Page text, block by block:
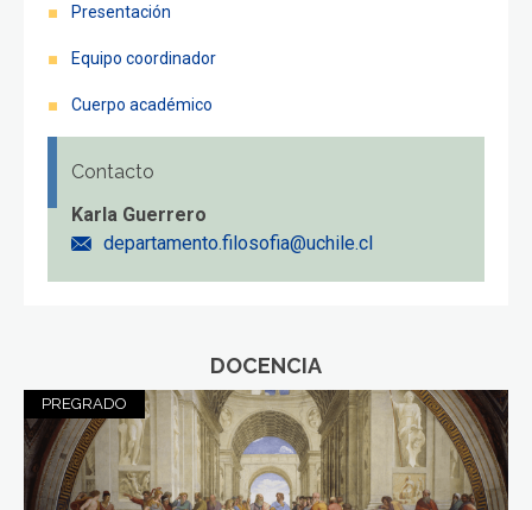
Estudiantes Funcionarios
Presentación
Equipo coordinador
Cuerpo académico
Contacto
Karla Guerrero
departamento.filosofia@uchile.cl
DOCENCIA
PREGRADO